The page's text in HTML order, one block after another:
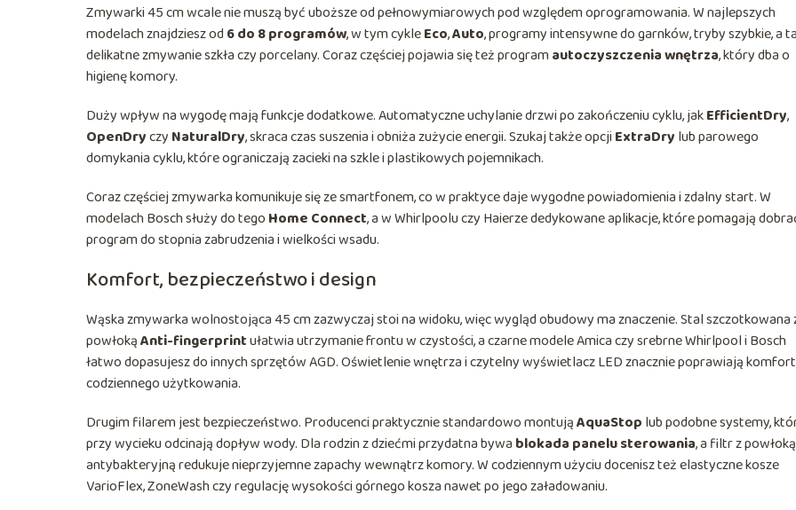
Zmywarki 45 cm wcale nie muszą być uboższe od pełnowymiarowych pod względem oprogramowania. W najlepszych
modelach znajdziesz od 6 do 8 programów, w tym cykleEco,Auto, programy intensywne do garnków, tryby szybkie, a
delikatne zmywanie szkła czy porcelany. Coraz częściej pojawia się też programautoczyszczenia wnętrza, który dba o
higienę komory.
Duży wpływ na wygodę mają funkcje dodatkowe. Automatyczne uchylanie drzwi po zakończeniu cyklu, jakEfficientDry,
OpenDryczy NaturalDry, skraca czas suszenia i obniża zużycie energii. Szukaj także opcji ExtraDry lub parowego
domykania cyklu, które ograniczają zacieki na szkle i plastikowych pojemnikach.
Coraz częściej zmywarka komunikuje się ze smartfonem, co w praktyce daje wygodne powiadomienia i zdalny start. W
modelach Bosch służy do tego Home Connect, a w Whirlpoolu czy Haierze dedykowane aplikacje, które pomagają
program do stopnia zabrudzenia i wielkości wsadu.
Komfort, bezpieczeństwo i design
Wąska zmywarka wolnostojąca 45 cm zazwyczaj stoi na widoku, więc wygląd obudowy ma znaczenie. Stal szczotkowana
powłokąAnti-fingerprintułatwia utrzymanie frontu w czystości, a czarne modele Amica czy srebrne Whirlpool i Bosch
łatwo dopasujesz do innych sprzętów AGD. Oświetlenie wnętrza i czytelny wyświetlacz LED znacznie poprawiają komfort
codziennego użytkowania.
Drugim filarem jest bezpieczeństwo. Producenci praktycznie standardowo montująAquaStop lub podobne systemy,
przy wycieku odcinają dopływ wody. Dla rodzin z dziećmi przydatna bywa blokada panelu sterowania, a filtr z powłoką
antybakteryjną redukuje nieprzyjemne zapachy wewnątrz komory. W codziennym użyciu docenisz też elastyczne kosze
VarioFlex, ZoneWash czy regulację wysokości górnego kosza nawet po jego załadowaniu.